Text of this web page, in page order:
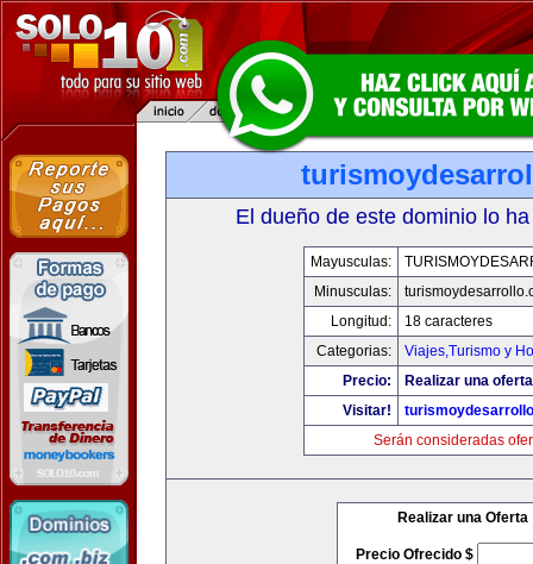
El dueño de este dominio lo
Mayusculas:
Minusculas:
Longitud:
18 caracteres
Categorias:
Viajes,Turismo y
Precio:
Realizar una
Visitar!
Serán consideradas
Realizar una Oferta
Precio Ofrecido $